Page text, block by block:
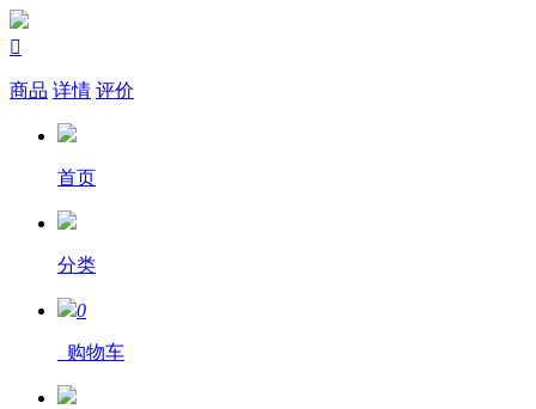

商品 详情 评价
首页
分类
0
购物车